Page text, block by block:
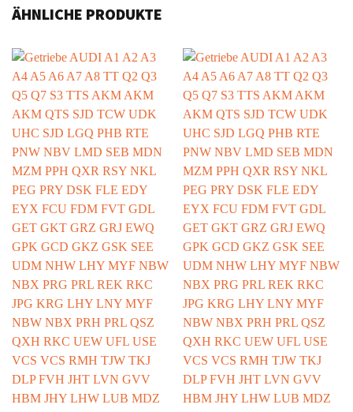
ÄHNLICHE PRODUKTE